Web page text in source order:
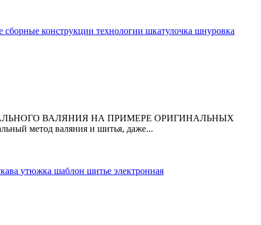
сборные конструкции технологии шкатулочка шнуровка
ВАЛЯНИЯ НА ПРИМЕРЕ ОРИГИНАЛЬНЫХ
метод валяния и шитья, даже...
утюжка шаблон шитье электронная